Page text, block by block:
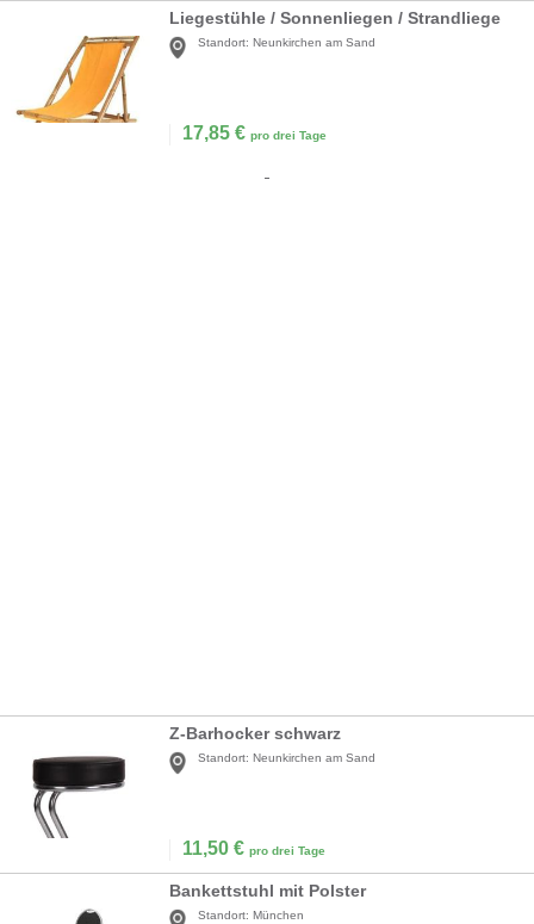
Liegestühle / Sonnenliegen / Strandliege
Standort: Neunkirchen am Sand
17,85 € pro drei Tage
Z-Barhocker schwarz
Standort: Neunkirchen am Sand
11,50 € pro drei Tage
Bankettstuhl mit Polster
Standort: München